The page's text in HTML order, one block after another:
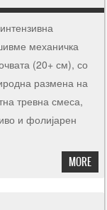
механичка
(20+ см), со
размена на
тревна смеса,
и фолијарен
MORE